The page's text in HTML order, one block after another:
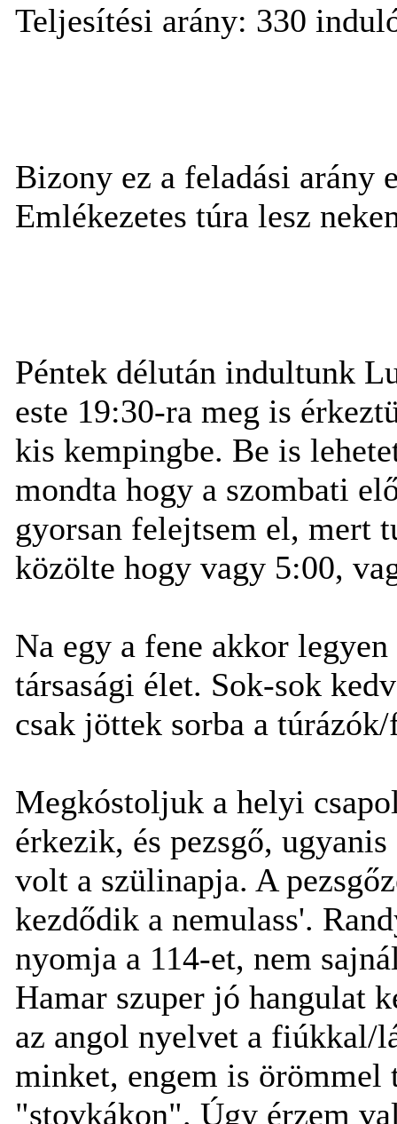
Teljesítési arány: 330
Bizony ez a feladási arány
Emlékezetes túra lesz
Péntek délután indultunk
este 19:30-ra meg is
kis kempingbe. Be is
mondta hogy a szombati
gyorsan felejtsem el, mert
közölte hogy vagy 5:00,
Na egy a fene akkor
társasági élet. Sok-sok
csak jöttek sorba a
Megkóstoljuk a helyi
érkezik, és pezsgő,
volt a szülinapja. A
kezdődik a nemulass'.
nyomja a 114-et, nem
Hamar szuper jó hangulat
az angol nyelvet a fiúkkal/
minket, engem is
"stovkákon". Úgy érzem